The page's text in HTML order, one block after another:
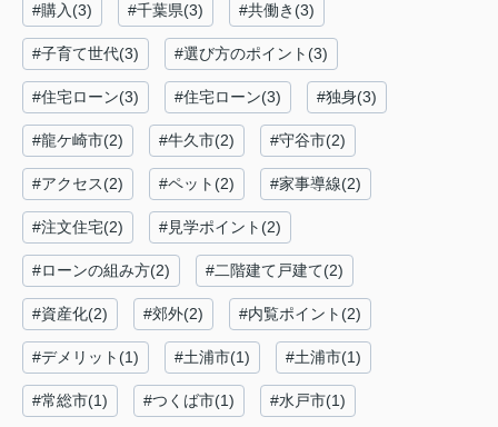
#購入(3) #千葉県(3) #共働き(3)
#子育て世代(3) #選び方のポイント(3)
#住宅ローン(3) #住宅ローン(3) #独身(3)
#龍ケ崎市(2) #牛久市(2) #守谷市(2)
#アクセス(2) #ペット(2) #家事導線(2)
#注文住宅(2) #見学ポイント(2)
#ローンの組み方(2) #二階建て戸建て(2)
#資産化(2) #郊外(2) #内覧ポイント(2)
#デメリット(1) #土浦市(1) #土浦市(1)
#常総市(1) #つくば市(1) #水戸市(1)